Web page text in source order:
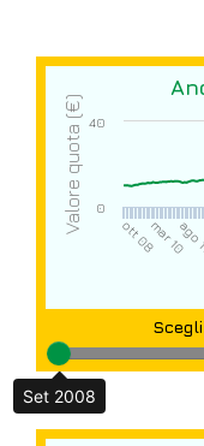
Valore quota (€)
ott 08mar 10
0
40
Set 2008